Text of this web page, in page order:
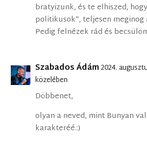
bratyizunk, és te elhiszed,
politikusok”, teljesen meginog
Pedig felnézek rád és
Szabados Ádám2024.
közelében
Döbbenet,
olyan a neved, mint Bunyan
karakteréé.:)